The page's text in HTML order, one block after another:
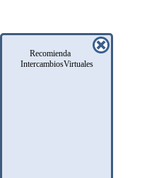
Recomienda
IntercambiosVirtuales
Enlaces